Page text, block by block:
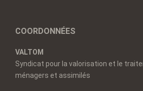
COORDONNÉES
VALTOM
Syndicat pour la valorisation et le
ménagers et assimilés